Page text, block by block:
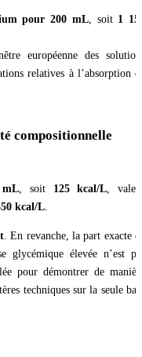
pour 200 mL, soit 1
européenne des
relatives à l’absorption
compositionnelle
, soit 125 kcal/L ,
kcal/L
. En revanche, la part exacte
glycémique élevée n’est
pour démontrer de
techniques sur la seule